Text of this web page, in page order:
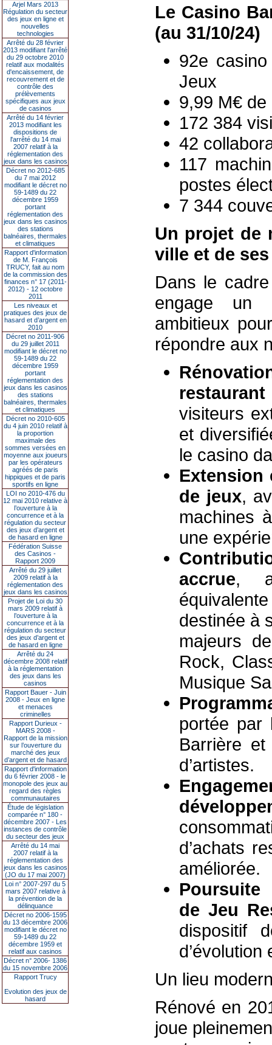
Arjel Mars 2013
Régulation du secteur
des jeux en ligne et
nouvelles
technologies
Arrêté du 28 février
2013 modifiant l'arrêté
du 29 octobre 2010
relatif aux modalités
d'encaissement, de
recouvrement et de
contrôle des
prélèvements
spécifiques aux jeux
de casinos
Arrêté du 14 février
2013 modifiant les
dispositions de
l'arrêté du 14 mai
2007 relatif à la
réglementation des
jeux dans les casinos
Décret no 2012-685
du 7 mai 2012
modifiant le décret no
59-1489 du 22
décembre 1959
portant
réglementation des
jeux dans les casinos
des stations
balnéaires, thermales
et climatiques
Rapport d'information
de M. François
TRUCY, fait au nom
de la commission des
finances n° 17 (2011-
2012) - 12 octobre
2011
Les niveaux et
pratiques des jeux de
hasard et d’argent en
2010
Décret no 2011-906
du 29 juillet 2011
modifiant le décret no
59-1489 du 22
décembre 1959
portant
réglementation des
jeux dans les casinos
des stations
balnéaires, thermales
et climatiques
Décret no 2010-605
du 4 juin 2010 relatif à
la proportion
maximale des
sommes versées en
moyenne aux joueurs
par les opérateurs
agréés de paris
hippiques et de paris
sportifs en ligne
LOI no 2010-476 du
12 mai 2010 relative à
l’ouverture à la
concurrence et à la
régulation du secteur
des jeux d’argent et
de hasard en ligne
Fédération Suisse
des Casinos -
Rapport 2009
Arrêté du 29 juillet
2009 relatif à la
réglementation des
jeux dans les casinos
Projet de Loi du 30
mars 2009 relatif à
l’ouverture à la
concurrence et à la
régulation du secteur
des jeux d’argent et
de hasard en ligne
Arrêté du 24
décembre 2008 relatif
à la réglementation
des jeux dans les
casinos
Rapport Bauer - Juin
2008 - Jeux en ligne
et menaces
criminelles
Rapport Durieux -
MARS 2008 -
Rapport de la mission
sur l’ouverture du
marché des jeux
d’argent et de hasard
Rapport d'information
du 6 février 2008 - le
monopole des jeux au
regard des règles
communautaires
Étude de législation
comparée n° 180 -
décembre 2007 - Les
instances de contrôle
du secteur des jeux
Arrêté du 14 mai
2007 relatif à la
réglementation des
jeux dans les casinos
(JO du 17 mai 2007)
Loi n° 2007-297 du 5
mars 2007 relative à
la prévention de la
délinquance
Décret no 2006-1595
du 13 décembre 2006
modifiant le décret no
59-1489 du 22
décembre 1959 et
relatif aux casinos
Décret n° 2006- 1386
du 15 novembre 2006
Rapport Trucy
Evolution des jeux de
hasard
Le Casino
(au 31/10/24)
92e
Jeux
9,99 M€ de
172 384
42
117
postes
7 344
Un projet de
ville et de
Dans le
engage un
ambitieux
répondre aux
restaurant
visiteurs
et
le casino
Extension
de jeux,
machines
une
accrue,
destinée à
majeurs
Rock,
Musique
portée par
Barrière
d’artistes.
d’achats
améliorée.
Poursuite
de Jeu
dispositif
Un lieu
Rénové en
joue